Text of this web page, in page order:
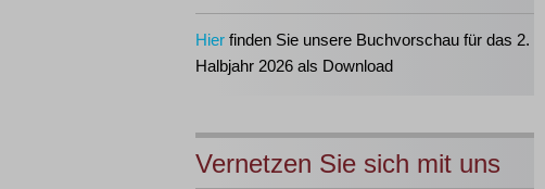
Hier finden Sie unsere Buchvorschau für das 2.
Halbjahr 2026 als Download
Vernetzen Sie sich mit uns